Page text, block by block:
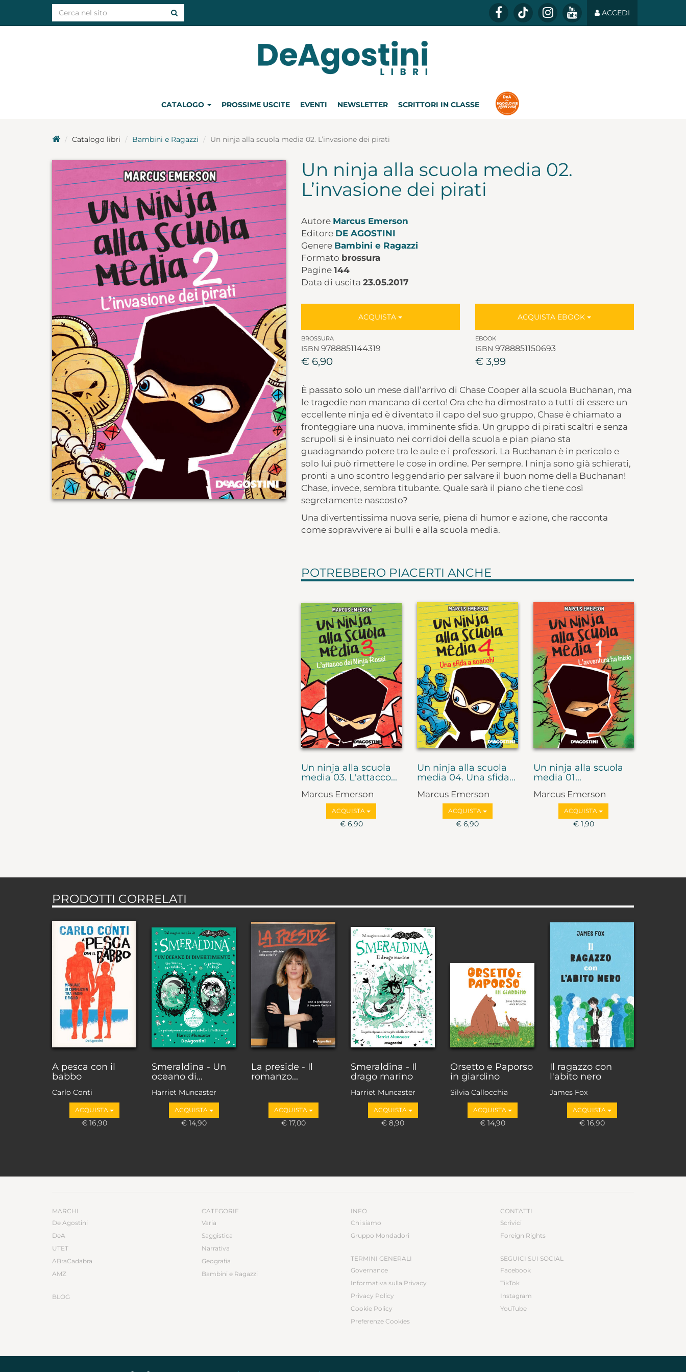
ACCEDI
CATALOGO PROSSIME USCITE EVENTI NEWSLETTER SCRITTORI IN CLASSE
Catalogo libri Bambini e Ragazzi Un ninja alla scuola media 02. L’invasione dei pirati
Un ninja alla scuola media 02.
L’invasione dei pirati
Autore Marcus Emerson
Editore DE AGOSTINI
Genere Bambini e Ragazzi
Formato brossura
Pagine 144
Data di uscita 23.05.2017
ACQUISTA
BROSSURA
ISBN 9788851144319
€ 6,90
ACQUISTA EBOOK
EBOOK
ISBN 9788851150693
€ 3,99
È passato solo un mese dall’arrivo di Chase Cooper alla scuola Buchanan, ma
le tragedie non mancano di certo! Ora che ha dimostrato a tutti di essere un
eccellente ninja ed è diventato il capo del suo gruppo, Chase è chiamato a
fronteggiare una nuova, imminente sfida. Un gruppo di pirati scaltri e senza
scrupoli si è insinuato nei corridoi della scuola e pian piano sta
guadagnando potere tra le aule e i professori. La Buchanan è in pericolo e
solo lui può rimettere le cose in ordine. Per sempre. I ninja sono già schierati,
pronti a uno scontro leggendario per salvare il buon nome della Buchanan!
Chase, invece, sembra titubante. Quale sarà il piano che tiene così
segretamente nascosto?
Una divertentissima nuova serie, piena di humor e azione, che racconta
come sopravvivere ai bulli e alla scuola media.
POTREBBERO PIACERTI ANCHE
Un ninja alla scuola
media 03. L'attacco...
Marcus Emerson
ACQUISTA
€ 6,90
Un ninja alla scuola
media 04. Una sfida...
Marcus Emerson
ACQUISTA
€ 6,90
Un ninja alla scuola
media 01...
Marcus Emerson
ACQUISTA
€ 1,90
PRODOTTI CORRELATI
A pesca con il
babbo
Carlo Conti
ACQUISTA
€ 16,90
Smeraldina - Un
oceano di...
Harriet Muncaster
ACQUISTA
€ 14,90
La preside - Il
romanzo...
ACQUISTA
€ 17,00
Smeraldina - Il
drago marino
Harriet Muncaster
ACQUISTA
€ 8,90
Orsetto e Paporso
in giardino
Silvia Callocchia
ACQUISTA
€ 14,90
Il ragazzo con
l'abito nero
James Fox
ACQUISTA
€ 16,90
MARCHI
De Agostini
DeA
UTET
ABraCadabra
AMZ
BLOG
CATEGORIE
Varia
Saggistica
Narrativa
Geografia
Bambini e Ragazzi
INFO
Chi siamo
Gruppo Mondadori
TERMINI GENERALI
Governance
Informativa sulla Privacy
Privacy Policy
Cookie Policy
Preferenze Cookies
CONTATTI
Scrivici
Foreign Rights
SEGUICI SUI SOCIAL
Facebook
TikTok
Instagram
YouTube